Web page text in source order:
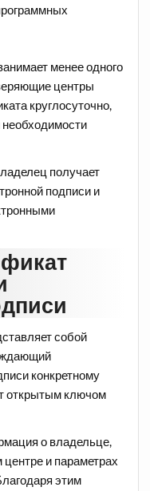
менее одного
центры
круглосуточно,
необходимости
получает
подписи и
собой
конкретному
открытым ключом
о владельце,
и параметрах
этим